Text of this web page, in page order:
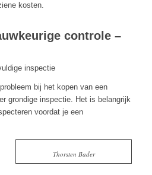
kosten.
controle –
inspectie
bij het kopen van een
grondige inspectie. Het is belangrijk
voordat je een
Thorsten Bader